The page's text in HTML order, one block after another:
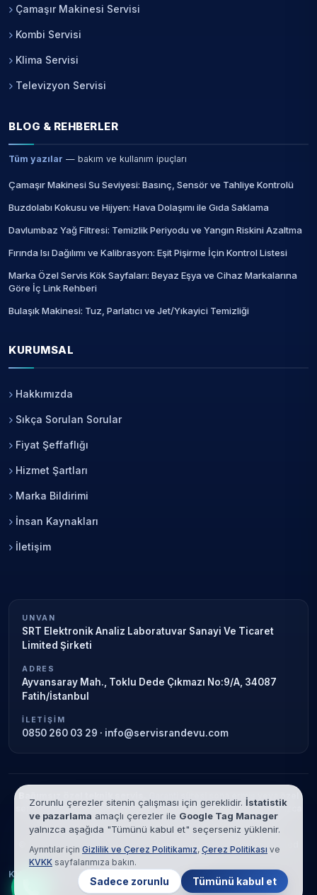
Çamaşır Makinesi Servisi
Kombi Servisi
Klima Servisi
Televizyon Servisi
BLOG & REHBERLER
Tüm yazılar — bakım ve kullanım ipuçları
Çamaşır Makinesi Su Seviyesi: Basınç, Sensör ve Tahliye Kontrolü
Buzdolabı Kokusu ve Hijyen: Hava Dolaşımı ile Gıda Saklama
Davlumbaz Yağ Filtresi: Temizlik Periyodu ve Yangın Riskini Azaltma
Fırında Isı Dağılımı ve Kalibrasyon: Eşit Pişirme İçin Kontrol Listesi
Marka Özel Servis Kök Sayfaları: Beyaz Eşya ve Cihaz Markalarına
Göre İç Link Rehberi
Bulaşık Makinesi: Tuz, Parlatıcı ve Jet/Yıkayici Temizliği
KURUMSAL
Hakkımızda
Sıkça Sorulan Sorular
Fiyat Şeffaflığı
Hizmet Şartları
Marka Bildirimi
İnsan Kaynakları
İletişim
UNVAN
SRT Elektronik Analiz Laboratuvar Sanayi Ve Ticaret
Limited Şirketi
ADRES
Ayvansaray Mah., Toklu Dede Çıkmazı No:9/A, 34087
Fatih/İstanbul
İLETIŞIM
0850 260 03 29 · info@servisrandevu.com
Garanti süresi sona ermiş veya özel
servis kapsamındaki cihazlar için hizmet verilir. Marka adları yalnızca
tanımlama amaçlıdır; yetkili servis ilişkisi bulunmamaktadır.
© 2026 SRT Elektronik Analiz Laboratuvar Sanayi Ve Ticaret Limited
Şirketi. Tüm hakları saklıdır.
KVKK
Çerez Politikası Hizmet Şartları
Zorunlu çerezler sitenin çalışması için gereklidir. İstatistik
ve pazarlama amaçlı çerezler ile Google Tag Manager
yalnızca aşağıda "Tümünü kabul et" seçerseniz yüklenir.
Ayrıntılar için Gizlilik ve Çerez Politikamız, Çerez Politikası ve
KVKK sayfalarımıza bakın.
Sadece zorunlu Tümünü kabul et